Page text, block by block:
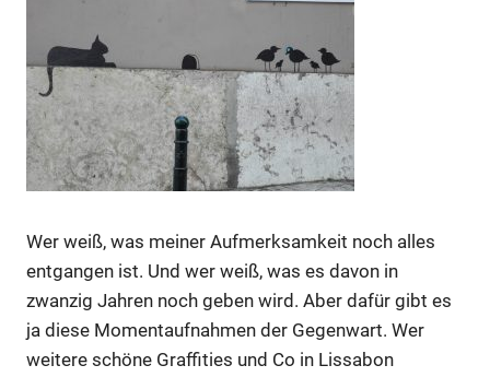
Wer weiß, was meiner Aufmerksamkeit noch alles
entgangen ist. Und wer weiß, was es davon in
zwanzig Jahren noch geben wird. Aber dafür gibt es
ja diese Momentaufnahmen der Gegenwart. Wer
weitere schöne Graffities und Co in Lissabon